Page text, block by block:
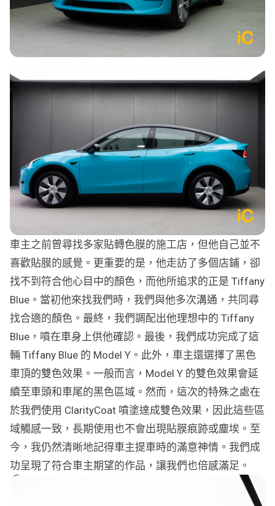
車主之前曾尋找多家貼轉色膜的施工店，但他自己並不
喜歡貼膜的感覺。更重要的是，他走訪了多個店鋪，卻
找不到符合他心目中的顏色，而他所追求的正是 Tiffany
Blue。當初他來找我們時，我們與他多次溝通，共同尋
找合適的顏色。最終，我們調配出他理想中的 Tiffany
Blue，噴在車身上供他確認。最後，我們成功完成了這
輛 Tiffany Blue 的 Model Y。此外，車主還選擇了黑色
車頂的雙色效果。一般而言，Model Y 的雙色效果會延
續至車頭和車尾的黑色區域。然而，這次的特殊之處在
於我們使用 ClarityCoat 噴塗達成雙色效果，因此這些區
域觸感一致，長期使用也不會出現貼膜痕跡或塵埃。至
今，我仍然清晰地記得車主提車時的滿意神情。我們成
功呈現了符合車主期望的作品，讓我們也倍感滿足。